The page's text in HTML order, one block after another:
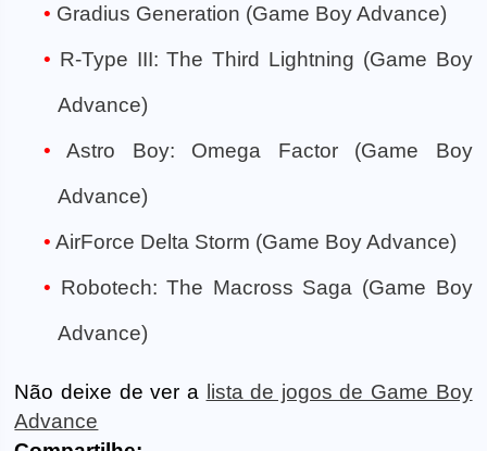
Gradius Generation (Game Boy Advance)
R-Type III: The Third Lightning (Game Boy
Advance)
Astro Boy: Omega Factor (Game Boy
Advance)
AirForce Delta Storm (Game Boy Advance)
Robotech: The Macross Saga (Game Boy
Advance)
Não deixe de ver a lista de jogos de Game Boy
Advance